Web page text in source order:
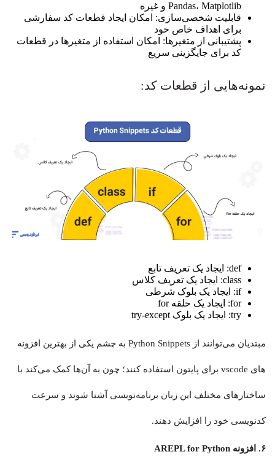
Pandas، Matplotlib و غیره
قابلیت شخصی‌سازی: امکان ایجاد قطعات کد سفارشی
برای اهداف خاص خود
پشتیبانی از متغیرها: امکان استفاده از متغیرها در قطعات
کد برای جایگزینی سریع
نمونه‌هایی از قطعات کد:
def: ایجاد یک تعریف تابع
class: ایجاد یک تعریف کلاس
if: ایجاد یک بلوک شرطی
for: ایجاد یک حلقه for
try: ایجاد یک بلوک try-except
مبتدیان می‌توانند از Python Snippets به چشم یکی از بهترین افزونه
های vscode برای پایتون استفاده کنند؛ چون به آن‌ها کمک می‌کند با
ساختارهای مختلف این زبان برنامه‌نویسی آشنا شوند و سرعت
کدنویسی خود را افزایش دهند.
۶. افزونه AREPL for Python